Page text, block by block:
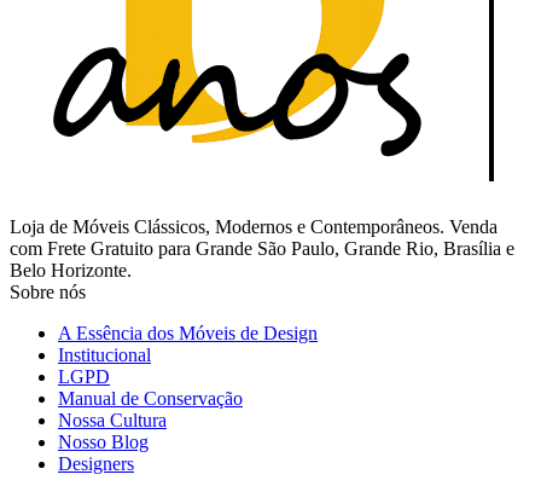
Loja de Móveis Clássicos, Modernos e Contemporâneos. Venda
com Frete Gratuito para Grande São Paulo, Grande Rio, Brasília e
Belo Horizonte.
Sobre nós
A Essência dos Móveis de Design
Institucional
LGPD
Manual de Conservação
Nossa Cultura
Nosso Blog
Designers